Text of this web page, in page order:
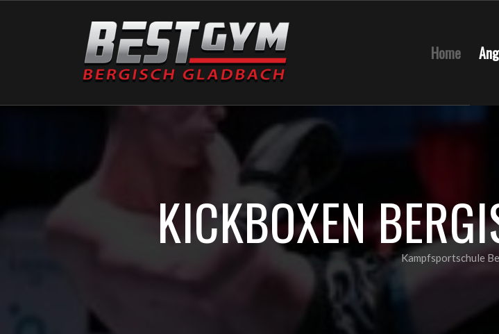
Home
KICKBOXEN
Kampfsportschule